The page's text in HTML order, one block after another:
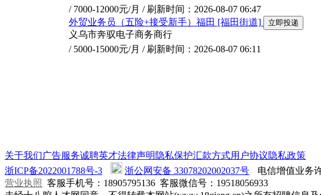
/ 7000-12000元/月 / 刷新时间：2026-08-07 06:47
外贸业务员（五险+接受新手）福田 [福田街道] 立即投递
义乌市奔驭电子商务商行
/ 5000-15000元/月 / 刷新时间：2026-08-07 06:11
关于我们广告服务诚聘英才法律声明 隐私保护汇款方式用户协议隐私政策
浙ICP备2022001788号-3
浙公网安备 33078202002037号 电信增值业务
营业执照 客服手机号： 18905795136 客服微信号： 19518056933